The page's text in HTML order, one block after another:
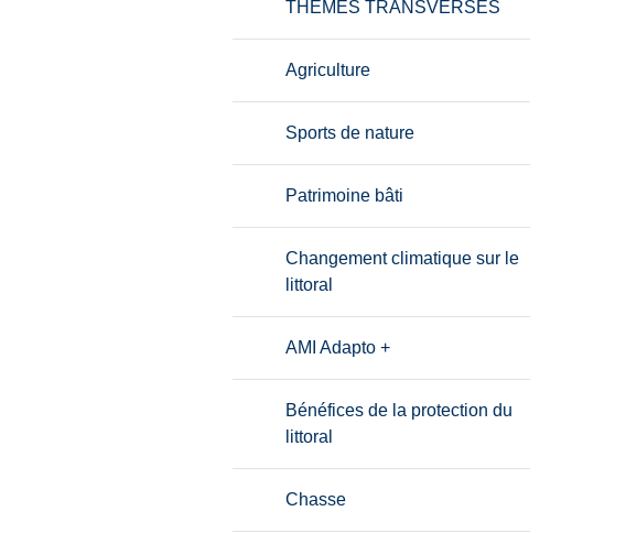
THEMES TRANSVERSES
Agriculture
Sports de nature
Patrimoine bâti
Changement climatique sur le
littoral
AMI Adapto +
Bénéfices de la protection du
littoral
Chasse